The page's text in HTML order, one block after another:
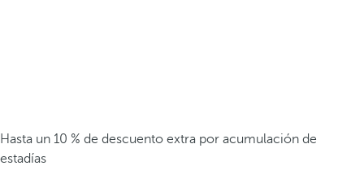
Hasta un 10 % de descuento extra por acumulación de
estadías